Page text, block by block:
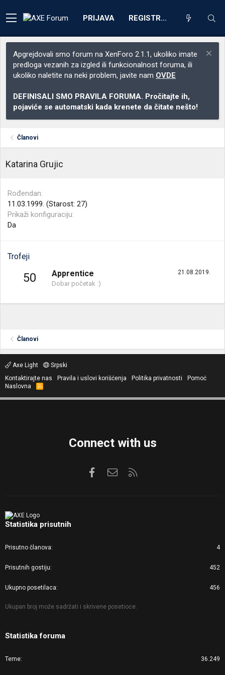
PRIJAVA REGISTRACIJA
Apgrejdovali smo forum na XenForo 2.1.1, ukoliko imate
predloga vezanih za izgled ili funkcionalnost foruma, ili
ukoliko naletite na neki problem, javite nam OVDE
DEFINISALI SMO PRAVILA FORUMA. Pročitajte ih,
pojaviće se automatski kada krenete da čitate nešto!
Članovi
Katarina Grujic
Rođendan
11.03.1999. (Starost: 27)
Prikaži konfiguraciju
Da
Trofeji
50 21.08.2019.
Apprentice
Dobar početak :)
Članovi
Axe Light
Srpski
Kontaktirajte nas
Pravila i uslovi korišćenja Politika privatnosti
Pomoć
Naslovna
R
S
Connect with us
FacebookKontaktirajte nas
Statistika prisutnih
Prisutno članova 4
Prisutnih gostiju 452
Ukupno posetilaca 456
Ukupan broj može sadržati i skrivene posetioce.
Statistika foruma
Teme 36.249